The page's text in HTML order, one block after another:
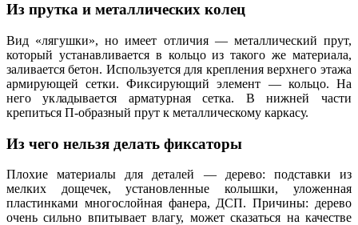
Из прутка и металлических колец
Вид «лягушки», но имеет отличия — металлический прут,
который устанавливается в кольцо из такого же материала,
заливается бетон. Используется для крепления верхнего этажа
армирующей сетки. Фиксирующий элемент — кольцо. На
него укладывается арматурная сетка. В нижней части
крепиться П-образный прут к металлическому каркасу.
Из чего нельзя делать фиксаторы
Плохие материалы для деталей — дерево: подставки из
мелких дощечек, установленные колышки, уложенная
пластинками многослойная фанера, ДСП. Причины: дерево
очень сильно впитывает влагу, может сказаться на качестве